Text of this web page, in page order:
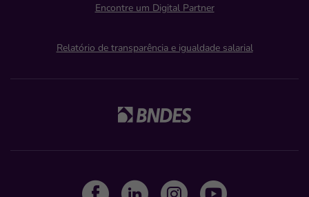
Encontre um Digital Partner
Relatório de transparência e igualdade salarial